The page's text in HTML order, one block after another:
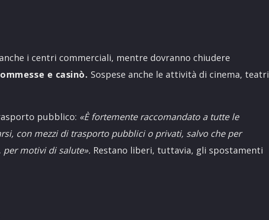
i centri commerciali, mentre dovranno chiudere
e casinò. Sospese anche le attività di cinema, teatri
pubblico: «È fortemente raccomandato a tutte le
con mezzi di trasporto pubblici o privati, salvo che per
per motivi di salute». Restano liberi, tuttavia, gli spostamenti